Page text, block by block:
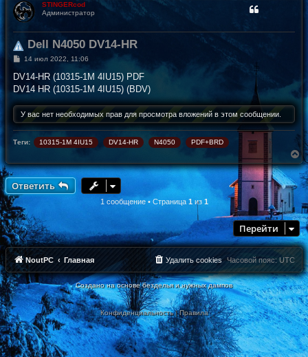
STINGERcod
Администратор
Dell N4050 DV14-HR
С
о
щ
е
н
и
е
14 июл 2022, 11:06
DV14-HR (10315-1M 4IU15) PDF
DV14 HR (10315-1M 4IU15) (BDV)
У вас нет необходимых прав для просмотра вложений в этом сообщении.
Теги: 10315-1M 4IU15 DV14-HR N4050 PDF+BRD
В
е
р
н
т
ь
с
я
к
н
ч
а
л
у
Ответить
1 сообщение • Страница 1из 1
Перейти
NoutPC Главная Часовой пояс: UTC
Удалить cookies
Создано на основе безделья и нужных дампов
Конфиденциальность|Правила